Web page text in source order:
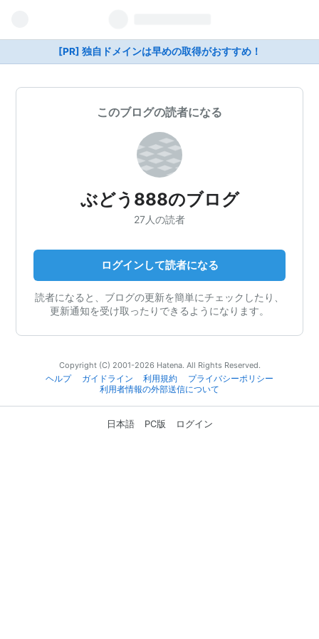
[PR] 独自ドメインは早めの取得がおすすめ！
このブログの読者になる
ぶどう888のブログ
27人の読者
ログインして読者になる
読者になると、ブログの更新を簡単にチェックしたり、
更新通知を受け取ったりできるようになります。
Copyright (C) 2001-2026 Hatena. All Rights Reserved.
ヘルプ
ガイドライン 利用規約
プライバシーポリシー
利用者情報の外部送信について
日本語 PC版 ログイン